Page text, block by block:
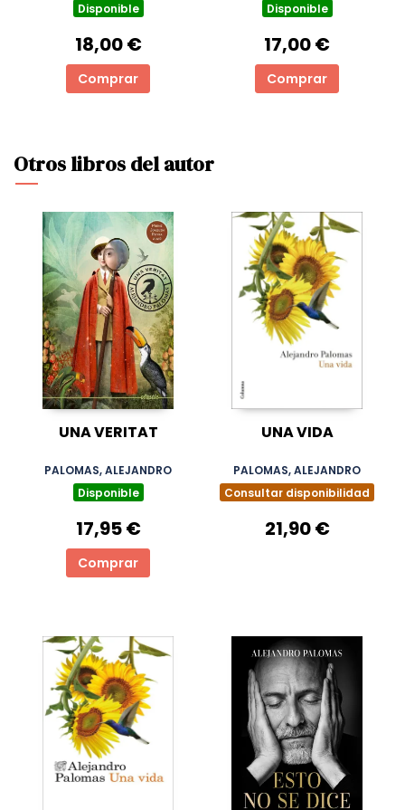
Disponible
18,00 €
Comprar
Disponible
17,00 €
Comprar
Otros libros del autor
UNA VERITAT
PALOMAS, ALEJANDRO
Disponible
17,95 €
Comprar
UNA VIDA
PALOMAS, ALEJANDRO
Consultar disponibilidad
21,90 €